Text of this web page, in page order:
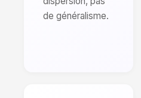
de généralisme.